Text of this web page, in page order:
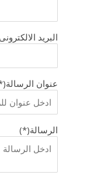
البريد
عنوان
الرسالة(*)